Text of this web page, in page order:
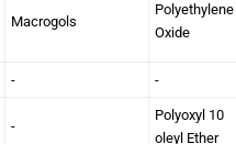
Macrogols
Polyethylene
Oxide
- -
-
Polyoxyl 10
oleyl Ether